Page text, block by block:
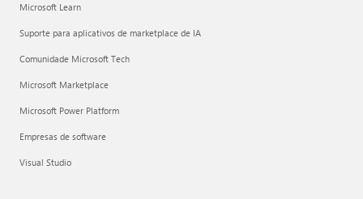
Microsoft Learn
Suporte para aplicativos de marketplace de IA
Comunidade Microsoft Tech
Microsoft Marketplace
Microsoft Power Platform
Empresas de software
Visual Studio